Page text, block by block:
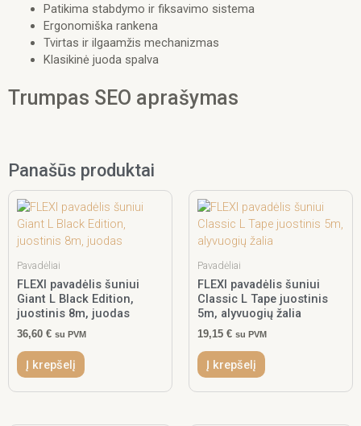
Patikima stabdymo ir fiksavimo sistema
Ergonomiška rankena
Tvirtas ir ilgaamžis mechanizmas
Klasikinė juoda spalva
Trumpas SEO aprašymas
Panašūs produktai
Pavadėliai
FLEXI pavadėlis šuniui
Giant L Black Edition,
juostinis 8m, juodas
36,60 € su PVM
Į krepšelį
Pavadėliai
FLEXI pavadėlis šuniui
Classic L Tape juostinis
5m, alyvuogių žalia
19,15 € su PVM
Į krepšelį